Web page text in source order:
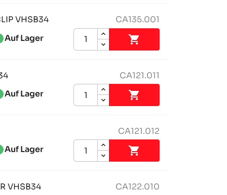
CA135.001
VHSB34
Auf Lager 
CA121.011
Auf Lager 
CA121.012
Auf Lager 
CA122.010
VHSB34